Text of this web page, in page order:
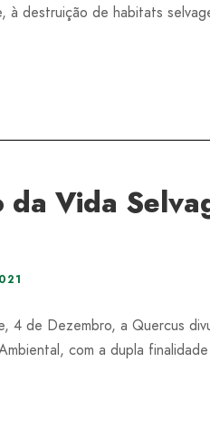
destruição de habitats
Vida
4 de Dezembro, a Quercus
com a dupla